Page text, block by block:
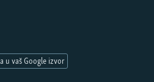
u vaš Google izvor